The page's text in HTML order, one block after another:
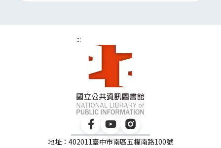
:::
地址：402011臺中市南區五權南路100號